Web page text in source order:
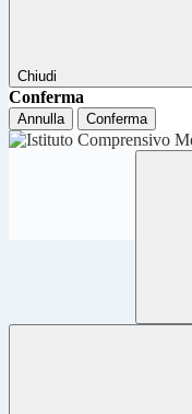
Chiudi
Conferma
Annulla Conferma